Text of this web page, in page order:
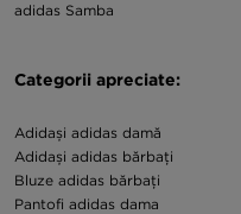
adidas Samba
Categorii apreciate:
Adidași adidas damă
Adidași adidas bărbați
Bluze adidas bărbați
Pantofi adidas dama